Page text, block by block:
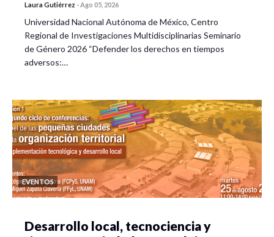
Laura Gutiérrez -Ago 05, 2026
Universidad Nacional Autónoma de México, Centro
Regional de Investigaciones Multidisciplinarias Seminario
de Género 2026 “Defender los derechos en tiempos
adversos:…
EVENTOS
Desarrollo local, tecnociencia y